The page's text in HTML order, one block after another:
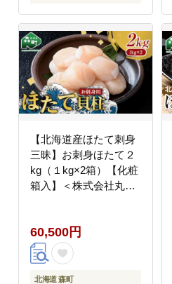
【北海道産ほたて刺身
三昧】お刺身ほたて２
kg（１kg×2箱）【化粧
箱入】＜株式会社丸太
海産物 魚貝類 ふるさと
納税 北海道 mr1-1321
60,500円
北海道 森町